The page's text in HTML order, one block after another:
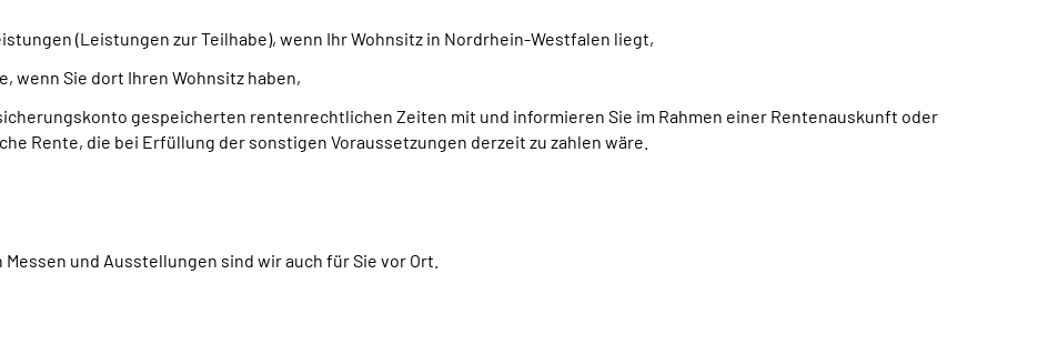
(Leistungen zur Teilhabe), wenn Ihr Wohnsitz in Nordrhein-Westfalen liegt,
wenn Sie dort Ihren Wohnsitz haben,
gespeicherten rentenrechtlichen Zeiten mit und informieren Sie im Rahmen einer Rentenauskunft oder
Rente, die bei Erfüllung der sonstigen Voraussetzungen derzeit zu zahlen wäre.
und Ausstellungen sind wir auch für Sie vor Ort.